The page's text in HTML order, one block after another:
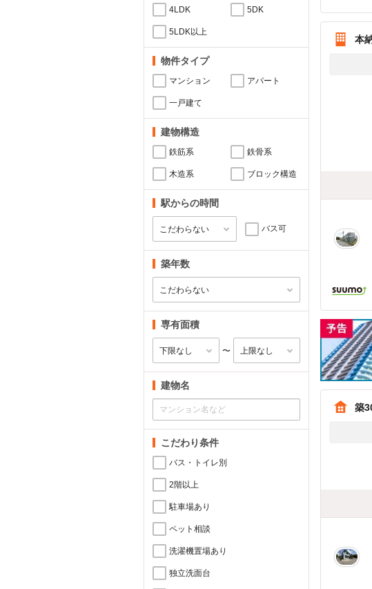
4LDK 5DK
5LDK以上
物件タイプ
マンション アパート
一戸建て
建物構造
鉄筋系 鉄骨系
木造系 ブロック構造
駅からの時間
バス可
築年数
専有面積
〜
建物名
こだわり条件
バス・トイレ別
2階以上
駐車場あり
ペット相談
洗濯機置場あり
独立洗面台
本
築